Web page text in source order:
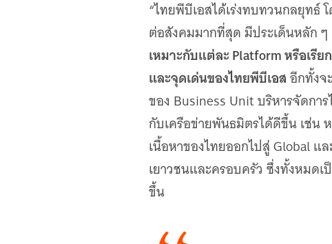
Thai PBS Verify
ตรวจสอบข่าวปลอม คัดกรองข่าวจริง
“ไทยพีบีเอสได้เร่งทบทวนกลยุทธ์
ต่อสังคมมากที่สุด มีประเด็นหลัก ๆ
เหมาะกับแต่ละ Platform หรือเรี
และจุดเด่นของไทยพีบีเอสอีกทั้งจ
ของ Business Unit บริหารจัดกา
กับเครือข่ายพันธมิตรได้ดีขึ้น เช่น
เนื้อหาของไทยออกไปสู่ Global
เยาวชนและครอบครัว ซึ่งทั้งหมด
ขึ้น